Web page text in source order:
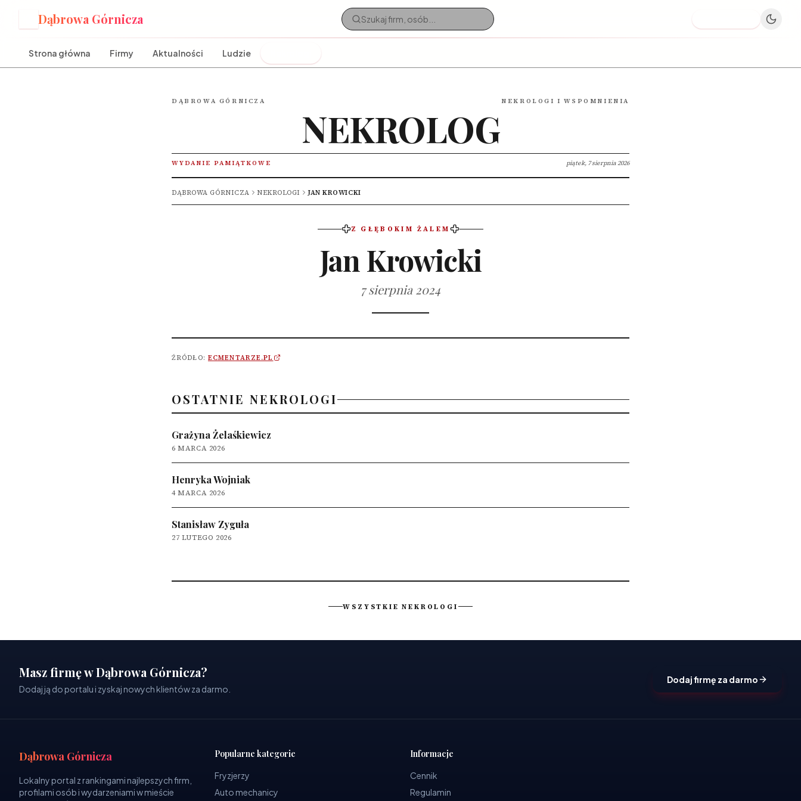
Dąbrowa Górnicza
Strona główna Firmy Aktualności Ludzie
DĄBROWA GÓRNICZA NEKROLOGI I WSPOMNIENIA
NEKROLOG
WYDANIE PAMIĄTKOWE piątek, 7 sierpnia 2026
DĄBROWA GÓRNICZA NEKROLOGI JAN KROWICKI
Z GŁĘBOKIM ŻALEM
Jan Krowicki
7 sierpnia 2024
ŹRÓDŁO: ECMENTARZE.PL
OSTATNIE NEKROLOGI
Grażyna Żelaśkiewicz
6 MARCA 2026
Henryka Wojniak
4 MARCA 2026
Stanisław Zyguła
27 LUTEGO 2026
WSZYSTKIE NEKROLOGI
Masz firmę w Dąbrowa Górnicza?
Dodaj ją do portalu i zyskaj nowych klientów za darmo.
Dodaj firmę za darmo
Dąbrowa Górnicza
Lokalny portal z rankingami najlepszych firm,
profilami osób i wydarzeniami w mieście
Popularne kategorie
Fryzjerzy
Auto mechanicy
Informacje
Cennik
Regulamin